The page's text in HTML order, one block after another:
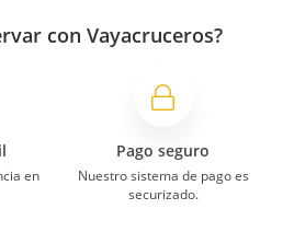
con Vayacruceros?
en
Pago seguro
Nuestro sistema de pago es
securizado.